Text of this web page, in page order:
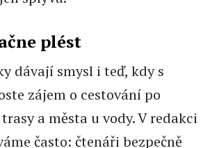
plést
dávají smysl i teď, kdy s
zájem o cestování po
a města u vody. V redakci
často: čtenáři bezpečně